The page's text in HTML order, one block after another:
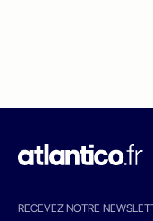
RECEVEZ NOTRE